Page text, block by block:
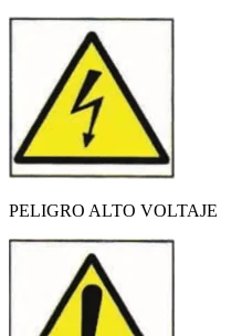
PELIGRO ALTO VOLTAJE